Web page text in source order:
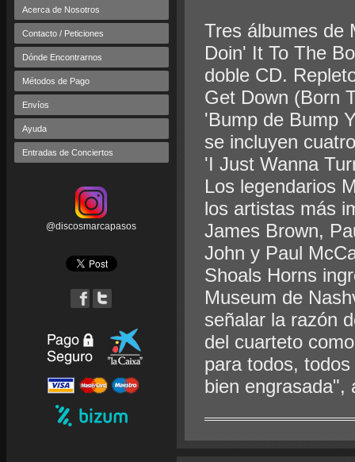
Acerca de Nosotros
Contacto / Peticiones
Dónde Encontrarnos
Métodos de Pago
Envíos
Ayuda
Entradas de Conciertos
@discosmarcapasos
Tres álbumes de
Doin' It To The
doble CD.
Get Down (Born
'Bump de Bump
se incluyen
'I Just Wanna
Los legendarios
los artistas más
James Brown,
John y Paul
Shoals Horns
Museum de
señalar la razón
del cuarteto
para todos,
bien engrasada",